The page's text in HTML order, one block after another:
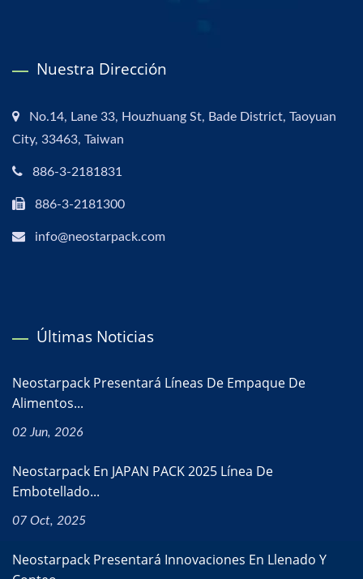
Nuestra Dirección
No.14, Lane 33, Houzhuang St, Bade District, Taoyuan
City, 33463, Taiwan
886-3-2181831
886-3-2181300
info@neostarpack.com
Últimas Noticias
Neostarpack Presentará Líneas De Empaque De
Alimentos...
02 Jun, 2026
Neostarpack En JAPAN PACK 2025 Línea De
Embotellado...
07 Oct, 2025
Neostarpack Presentará Innovaciones En Llenado Y